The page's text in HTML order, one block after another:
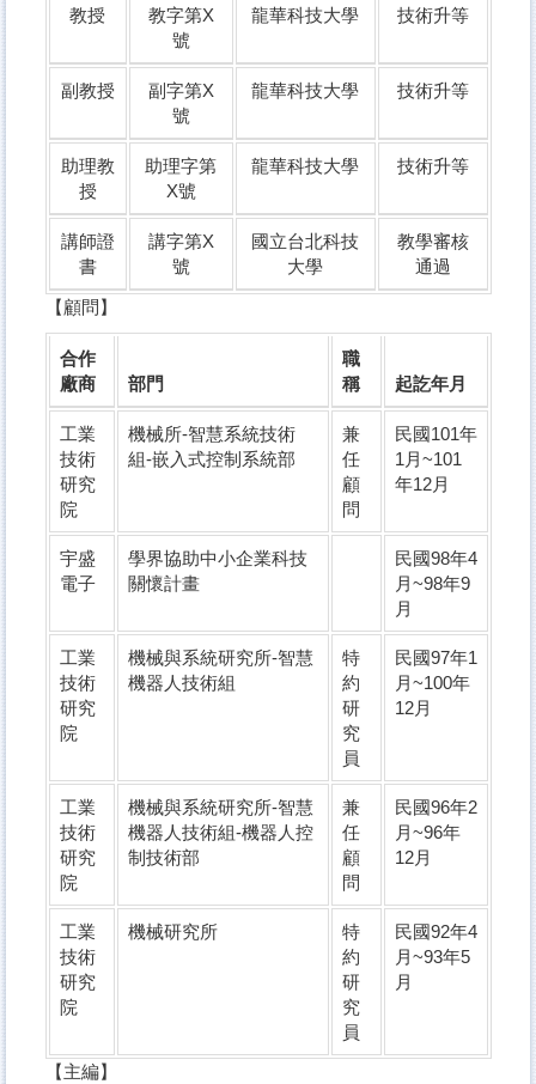
教授
教字第X
號
龍華科技大學 技術升等
副教授
副字第X
號
龍華科技大學 技術升等
助理教
授
助理字第
X號
龍華科技大學 技術升等
講師證
書
講字第X
號
國立台北科技
大學
教學審核
通過
【顧問】
合作
廠商
部門
職
稱
起訖年月
工業
技術
研究
院
機械所-智慧系統技術
組-嵌入式控制系統部
兼
任
顧
問
民國101年
1月~101
年12月
宇盛
電子
學界協助中小企業科技
關懷計畫
民國98年4
月~98年9
月
工業
技術
研究
院
機械與系統研究所-智慧
機器人技術組
特
約
研
究
員
民國97年1
月~100年
12月
工業
技術
研究
院
機械與系統研究所-智慧
機器人技術組-機器人控
制技術部
兼
任
顧
問
民國96年2
月~96年
12月
工業
技術
研究
院
機械研究所
特
約
研
究
員
民國92年4
月~93年5
月
【主編】